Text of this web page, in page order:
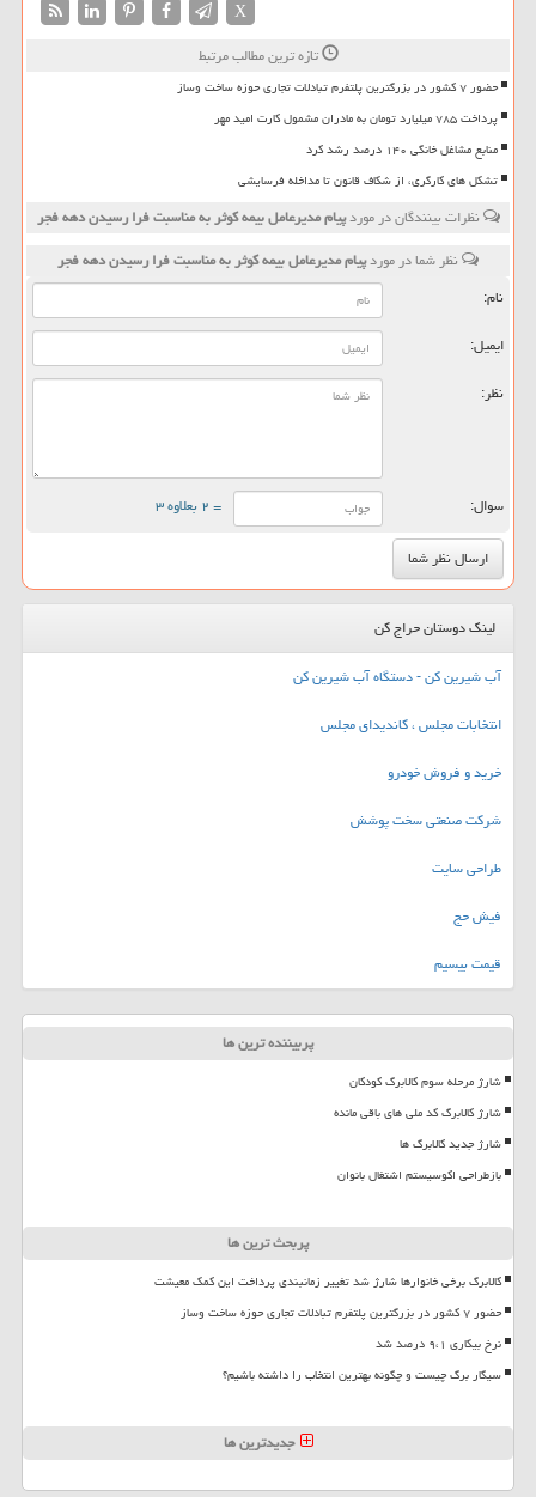
X
تازه ترین مطالب مرتبط
حضور ۷ کشور در بزرگترین پلتفرم تبادلات تجاری حوزه ساخت وساز
پرداخت ۷۸۵ میلیارد تومان به مادران مشمول کارت امید مهر
منابع مشاغل خانگی ۱۴۰ درصد رشد کرد
تشکل های کارگری، از شکاف قانون تا مداخله فرسایشی
نظرات بینندگان در موردپیام مدیرعامل بیمه كوثر به مناسبت فرا رسیدن دهه فجر
نظر شما در موردپیام مدیرعامل بیمه كوثر به مناسبت فرا رسیدن دهه فجر
نام:
ایمیل:
نظر:
سوال: = ۲ بعلاوه ۳
لینک دوستان حراج کن
آب شیرین کن - دستگاه آب شیرین کن
انتخابات مجلس ، کاندیدای مجلس
خرید و فروش خودرو
شرکت صنعتی سخت پوشش
طراحی سایت
فیش حج
قیمت بیسیم
پربیننده ترین ها
شارژ مرحله سوم کالابرگ کودکان
شارژ کالابرگ کد ملی های باقی مانده
شارژ جدید کالابرگ ها
بازطراحی اکوسیستم اشتغال بانوان
پربحث ترین ها
کالابرگ برخی خانوارها شارژ شد تغییر زمانبندی پرداخت این کمک معیشت
حضور ۷ کشور در بزرگترین پلتفرم تبادلات تجاری حوزه ساخت وساز
نرخ بیکاری ۹،۱ درصد شد
سیگار برگ چیست و چگونه بهترین انتخاب را داشته باشیم؟
جدیدترین ها